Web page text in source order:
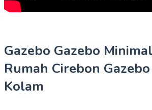
Gazebo Gazebo
Rumah Cirebon
Kolam